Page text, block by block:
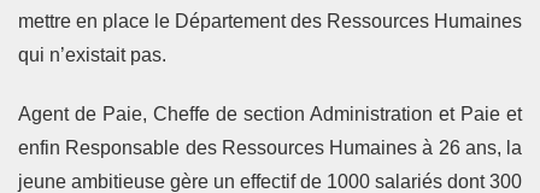
mettre en place le Département des Ressources Humaines
qui n’existait pas.
Agent de Paie, Cheffe de section Administration et Paie et
enfin Responsable des Ressources Humaines à 26 ans, la
jeune ambitieuse gère un effectif de 1000 salariés dont 300